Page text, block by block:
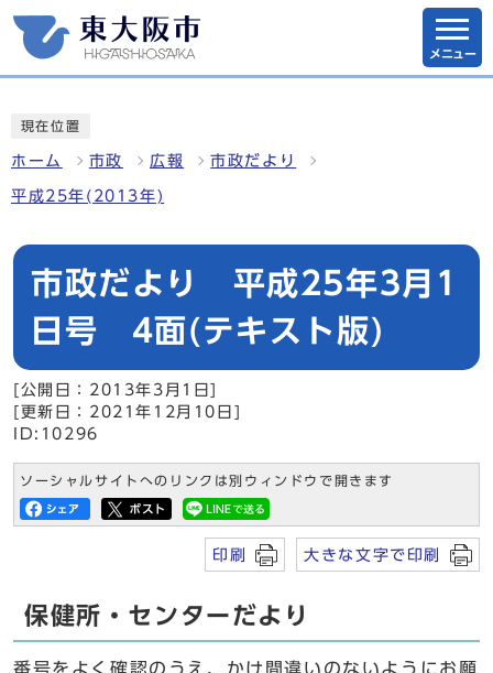
メニュー
現在位置
ホーム 市政 広報 市政だより
平成25年(2013年)
市政だより 平成25年3月1
日号 4面(テキスト版)
[公開日：2013年3月1日]
[更新日：2021年12月10日]
ID:10296
ソーシャルサイトへのリンクは別ウィンドウで開きます
印刷 大きな文字で印刷
保健所・センターだより
番号をよく確認のうえ、かけ間違いのないようにお願